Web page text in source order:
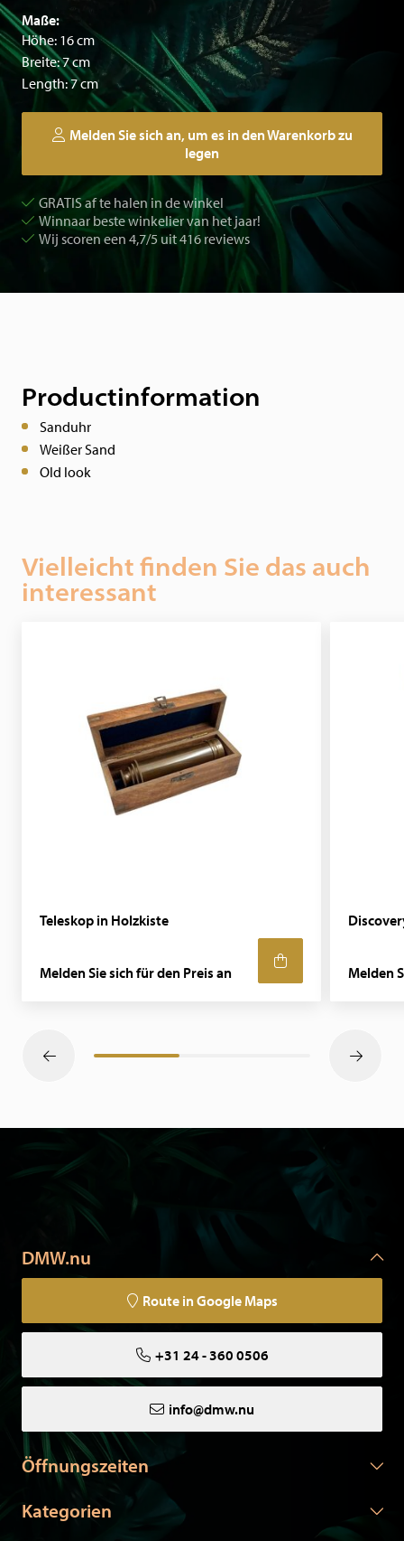
Maße:
Höhe: 16 cm
Breite: 7 cm
Length: 7 cm
Melden Sie sich an, um es in den Warenkorb zu
legen
GRATIS af te halen in de winkel
Winnaar beste winkelier van het jaar!
Wij scoren een 4,7/5 uit 416 reviews
Productinformation
Sanduhr
Weißer Sand
Old look
Vielleicht finden Sie das auch
interessant
Teleskop in Holzkiste
Melden Sie sich für den Preis an Melden
DMW.nu
Route in Google Maps
+31 24 - 360 0506
info@dmw.nu
Öffnungszeiten
Kategorien